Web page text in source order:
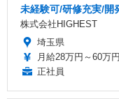
未経験可/研修充実/開
株式会社HIGHEST
埼玉県
月給28万円～60万円
正社員